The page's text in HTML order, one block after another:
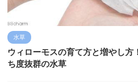
水草
ウィローモスの育て方と増やし方
ち度抜群の水草